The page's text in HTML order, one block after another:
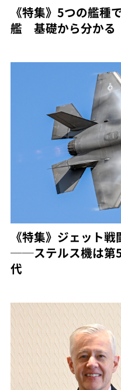
《特集》5つの艦種
艦 基礎から分かる
《特集》ジェット
──ステルス機は第
代